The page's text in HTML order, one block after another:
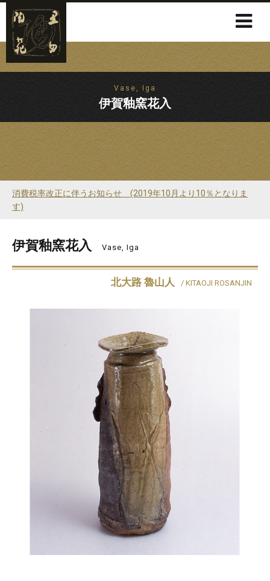
Vase, Iga
伊賀釉窯花入
消費税率改正に伴うお知らせ (2019年10月より10％となりま
す)
伊賀釉窯花入 Vase, Iga
北大路 魯山人 / KITAOJI ROSANJIN